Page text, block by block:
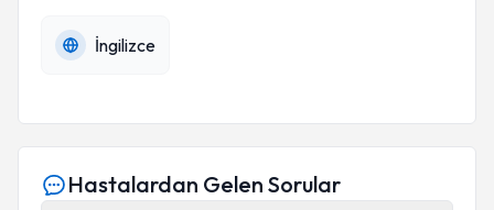
İngilizce
Hastalardan Gelen Sorular